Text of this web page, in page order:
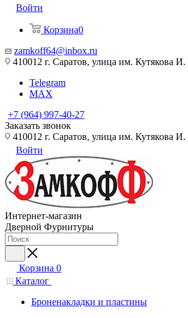
Войти
Корзина0
zamkoff64@inbox.ru
410012 г. Саратов, улица им. Кутякова
Telegram
MAX
+7 (964) 997-40-27
Заказать звонок
410012 г. Саратов, улица им. Кутякова
Войти
Интернет-магазин
Дверной Фурнитуры
Корзина 0
Каталог
Броненакладки и пластины